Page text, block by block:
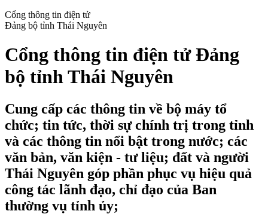
Cổng thông tin điện tử
Đảng bộ tỉnh Thái Nguyên
Cổng thông tin điện tử Đảng
bộ tỉnh Thái Nguyên
Cung cấp các thông tin về bộ máy tổ
chức; tin tức, thời sự chính trị trong tỉnh
và các thông tin nổi bật trong nước; các
văn bản, văn kiện - tư liệu; đất và người
Thái Nguyên góp phần phục vụ hiệu quả
công tác lãnh đạo, chỉ đạo của Ban
thường vụ tỉnh ủy;